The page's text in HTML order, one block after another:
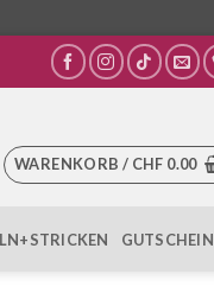
WARENKORB / CHF 0.00
GUTSCHEIN